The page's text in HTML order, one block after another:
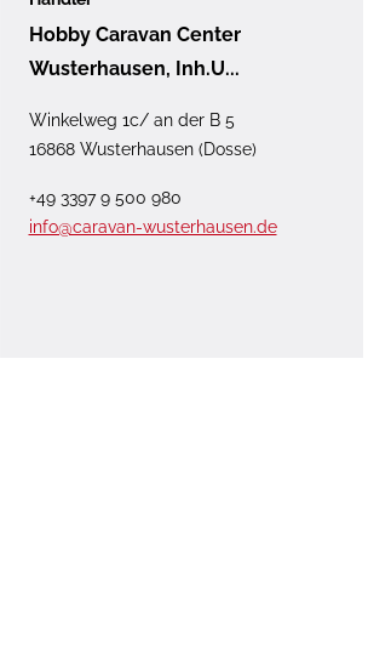
Hobby Caravan Center
Wusterhausen, Inh.U...
Winkelweg 1c/ an der B 5
16868 Wusterhausen (Dosse)
+49 3397 9 500 980
info@caravan-wusterhausen.de